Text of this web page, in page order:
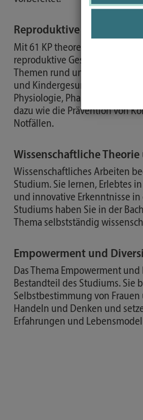
Reproduktive Gesundheit
Mit 61 KP theoretischer Lehre
reproduktive Gesundheit den
Themen rund um
und Kindergesundheit.
Physiologie, Pharmakologie
dazu wie die Prävention von
Notfällen.
Wissenschaftliche Theorie
Wissenschaftliches Arbeiten
Studium. Sie lernen, Erlebtes
und innovative Erkenntnisse in
Studiums haben Sie in der
Thema selbstständig
Empowerment und
Das Thema Empowerment
Bestandteil des Studiums. Sie
Selbstbestimmung von
Handeln und Denken und
Erfahrungen und